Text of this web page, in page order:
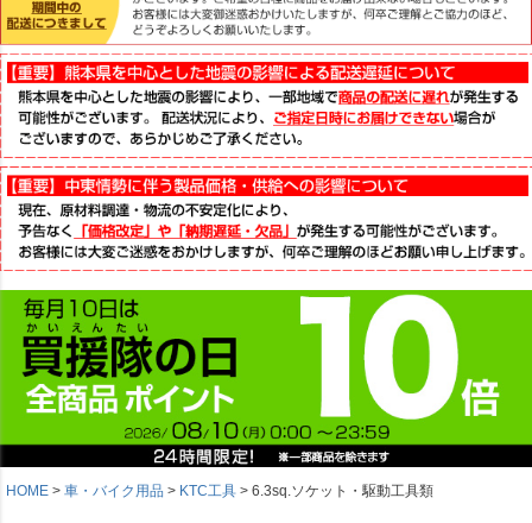
HOME 車・バイク用品 KTC工具 6.3sq.ソケット・駆動工具類